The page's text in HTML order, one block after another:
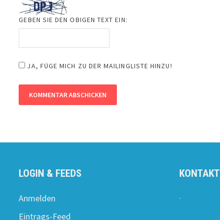
GEBEN SIE DEN OBIGEN TEXT EIN:
JA, FÜGE MICH ZU DER MAILINGLISTE HINZU!
LOGIN & FEEDS
Anmelden
Eintrags-Feed
KONTAKT
.